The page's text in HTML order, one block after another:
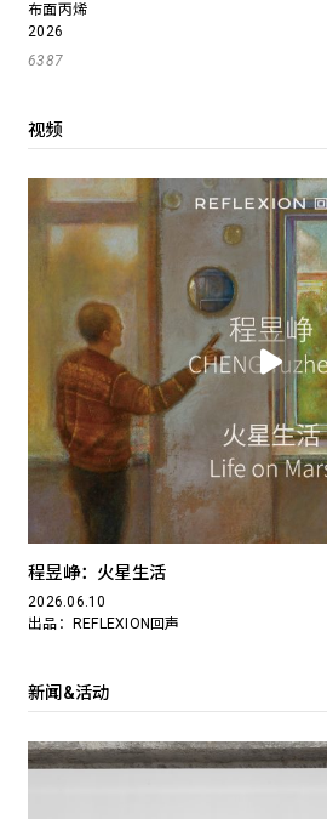
布面丙烯
2026
6387
视频
程昱峥：火星生活
2026.06.10
出品：REFLEXION回声
新闻&活动